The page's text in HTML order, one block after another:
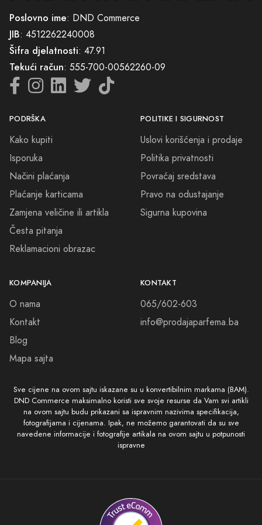
svijet je svijet u kojem se snovi mirisom pretvaraju u stvarnost, i
pozivamo vas da nam se pridružite na ovom nezaboravnom
putovanju.
Poslovno ime: DND Commerce
JIB: 4512262240008
Šifra djelatnosti: 47.91
Tekući račun: 555-700-00562260-09
PODRŠKA
Kako kupiti
Isporuka
Načini plaćanja
Plaćanje karticama
Zamjena veličine ili artikla
Česta pitanja
Reklamacioni obrazac
POLITIKE I SIGURNOST
Uslovi korišćenja i prodaje
Politika privatnosti
Povraćaj sredstava
Pravo na odustajanje
Sigurna kupovina
KOMPANIJA
O nama
Kontakt
Blog
Mapa sajta
KONTAKT
065/602-603
info@prodajaparfema.ba
Sve cijene na ovom sajtu iskazane su u konvertibilnim markama (BAM).
DND Commerce maksimalno koristi sve svoje resurse da Vam svi artikli
na ovom sajtu budu prikazani sa ispravnim nazivima specifikacija,
fotografijama i cijenama. Ipak, ne možemo garantovati da su sve
navedene informacije i fotografije artikala na ovom sajtu u potpunosti
ispravne